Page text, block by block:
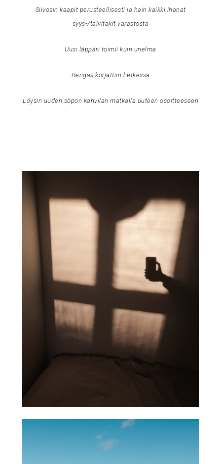
Siivosin kaapit perusteellisesti ja hain kaikki ihanat
syys-/talvitakit varastosta
Uusi läppäri toimii kuin unelma
Rengas korjattiin hetkessä
Löysin uuden söpön kahvilan matkalla uuteen osoitteeseen